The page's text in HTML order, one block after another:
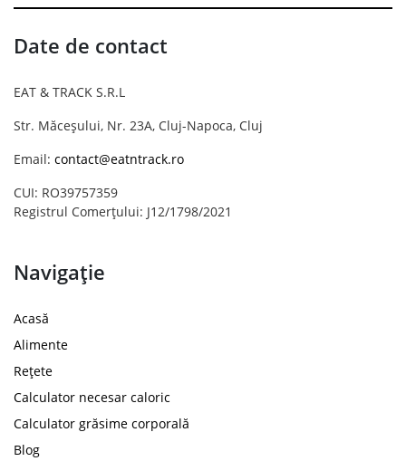
Date de contact
EAT & TRACK S.R.L
Str. Măceșului, Nr. 23A, Cluj-Napoca, Cluj
Email: contact@eatntrack.ro
CUI: RO39757359
Registrul Comerțului: J12/1798/2021
Navigație
Acasă
Alimente
Rețete
Calculator necesar caloric
Calculator grăsime corporală
Blog